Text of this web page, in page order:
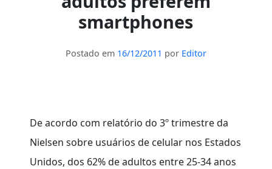
smartphones
Postado em 16/12/2011 por Editor
De acordo com relatório do 3º trimestre da
Nielsen sobre usuários de celular nos Estados
Unidos, dos 62% de adultos entre 25-34 anos